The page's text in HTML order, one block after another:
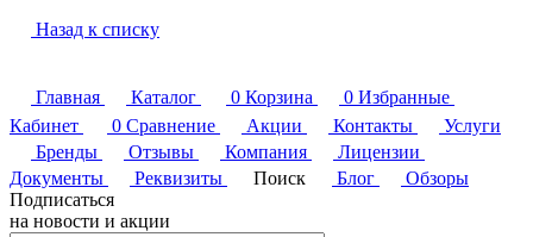
Назад к списку
Главная Каталог 0 Корзина 0 Избранные
Кабинет
0 Сравнение Акции Контакты
Услуги
Бренды
Отзывы Компания
Лицензии
Документы
Реквизиты Поиск Блог
Обзоры
Подписаться
на новости и акции